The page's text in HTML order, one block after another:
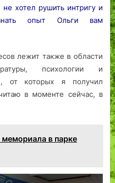
хотел рушить интригу и
опыт Ольги вам
лежит также в области
психологии и
от которых я получил
в моменте сейчас, в
в парке